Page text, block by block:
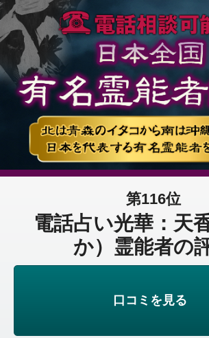
第116位
電話占い光華：天
か）霊能者の
口コミを見る